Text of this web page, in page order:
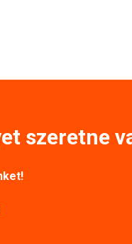
szeretne